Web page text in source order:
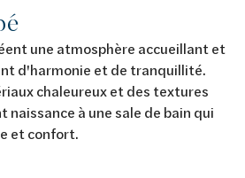
une atmosphère accueillant et
d'harmonie et de tranquillité.
chaleureux et des textures
naissance à une sale de bain qui
et confort.